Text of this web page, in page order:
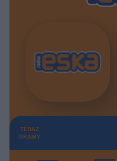
TERAZ
GRAMY